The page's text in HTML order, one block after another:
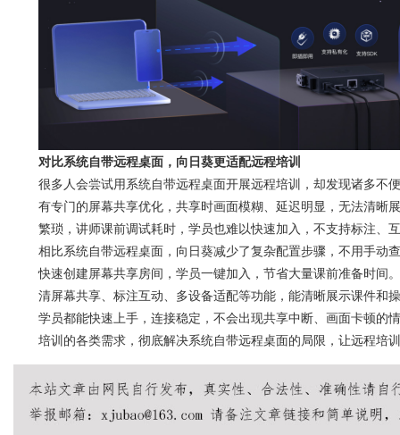
对比系统自带远程桌面，向日葵更适配远程培训
很多人会尝试用系统自带远程桌面开展远程培训，却发现诸多不
有专门的屏幕共享优化，共享时画面模糊、延迟明显，无法清晰
繁琐，讲师课前调试耗时，学员也难以快速加入，不支持标注、
相比系统自带远程桌面，向日葵减少了复杂配置步骤，不用手动
快速创建屏幕共享房间，学员一键加入，节省大量课前准备时间
清屏幕共享、标注互动、多设备适配等功能，能清晰展示课件和
学员都能快速上手，连接稳定，不会出现共享中断、画面卡顿的
培训的各类需求，彻底解决系统自带远程桌面的局限，让远程培